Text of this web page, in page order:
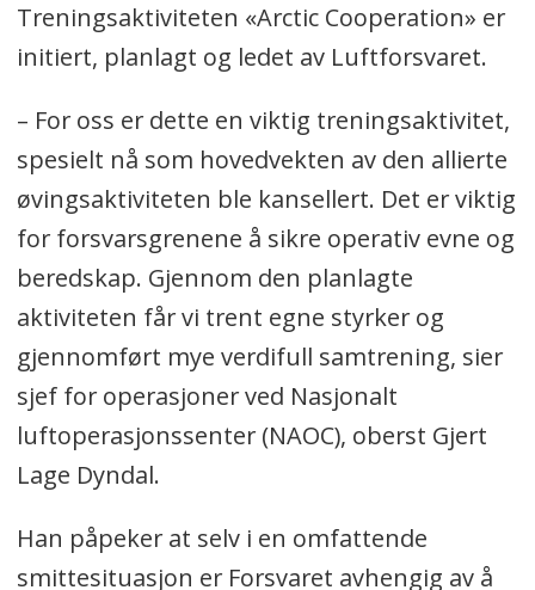
Treningsaktiviteten «Arctic Cooperation» er
initiert, planlagt og ledet av Luftforsvaret.
– For oss er dette en viktig treningsaktivitet,
spesielt nå som hovedvekten av den allierte
øvingsaktiviteten ble kansellert. Det er viktig
for forsvarsgrenene å sikre operativ evne og
beredskap. Gjennom den planlagte
aktiviteten får vi trent egne styrker og
gjennomført mye verdifull samtrening, sier
sjef for operasjoner ved Nasjonalt
luftoperasjonssenter (NAOC), oberst Gjert
Lage Dyndal.
Han påpeker at selv i en omfattende
smittesituasjon er Forsvaret avhengig av å